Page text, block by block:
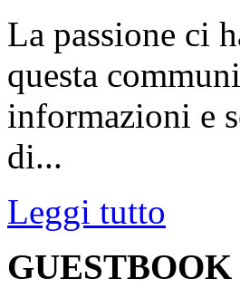
La passione ci
questa
informazioni e
di...
Leggi tutto
GUESTBOOK